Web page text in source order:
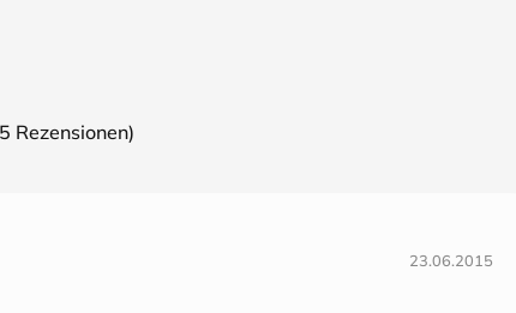
5 Rezensionen)
23.06.2015